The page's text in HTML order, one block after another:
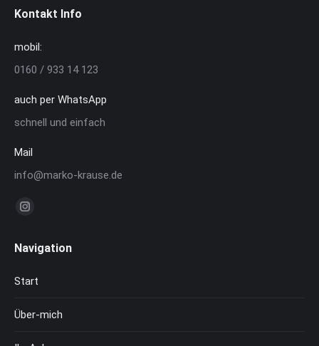
Kontakt Info
mobil:
0160 / 933 14 123
auch per WhatsApp
schnell und einfach
Mail
info@marko-krause.de
Finden Sie uns auf:
Instagram
opens
new
Navigation
Start
Über-mich